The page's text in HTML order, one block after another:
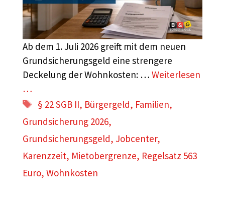
Ab dem 1. Juli 2026 greift mit dem neuen
Grundsicherungsgeld eine strengere
Deckelung der Wohnkosten: … Weiterlesen
…
Schlagwörter
§ 22 SGB II, Bürgergeld, Familien,
Grundsicherung 2026,
Grundsicherungsgeld, Jobcenter,
Karenzzeit, Mietobergrenze, Regelsatz 563
Euro, Wohnkosten